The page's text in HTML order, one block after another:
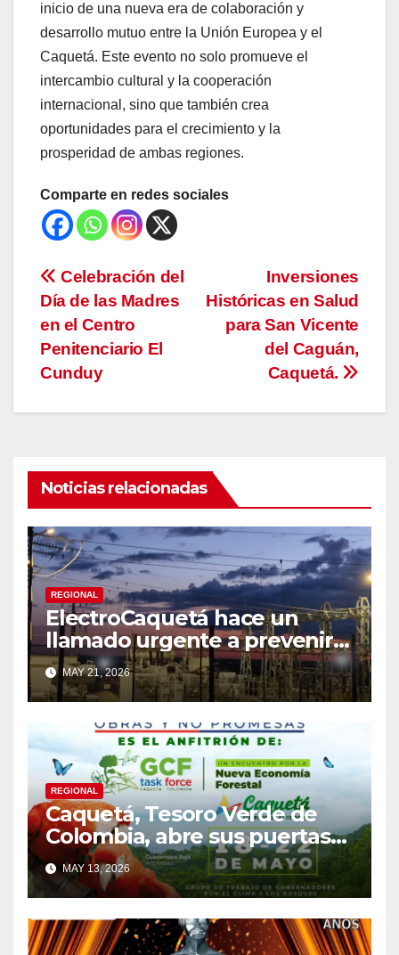
inicio de una nueva era de colaboración y
desarrollo mutuo entre la Unión Europea y el
Caquetá. Este evento no solo promueve el
intercambio cultural y la cooperación
internacional, sino que también crea
oportunidades para el crecimiento y la
prosperidad de ambas regiones.
Comparte en redes sociales
Navegación
de
entradas
Inversiones
Históricas en Salud
para San Vicente
del Caguán,
Caquetá.
Celebración del
Día de las Madres
en el Centro
Penitenciario El
Cunduy
Noticias relacionadas
REGIONAL
ElectroCaquetá hace un
llamado urgente a prevenir
el fraude y el robo de
energía
MAY 21, 2026
REGIONAL
Caquetá, Tesoro Verde de
Colombia, abre sus puertas
al mundo
MAY 13, 2026